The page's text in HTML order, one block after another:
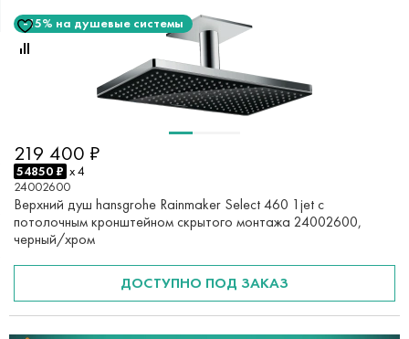
-15% на душевые системы
219 400 ₽
54850 ₽ x 4
24002600
Верхний душ hansgrohe Rainmaker Select 460 1jet с
потолочным кронштейном скрытого монтажа 24002600,
черный/хром
ДОСТУПНО ПОД ЗАКАЗ